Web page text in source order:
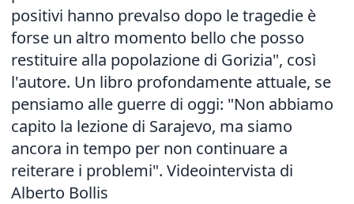
positivi hanno prevalso dopo le tragedie è
forse un altro momento bello che posso
restituire alla popolazione di Gorizia", così
l'autore. Un libro profondamente attuale, se
pensiamo alle guerre di oggi: "Non abbiamo
capito la lezione di Sarajevo, ma siamo
ancora in tempo per non continuare a
reiterare i problemi". Videointervista di
Alberto Bollis